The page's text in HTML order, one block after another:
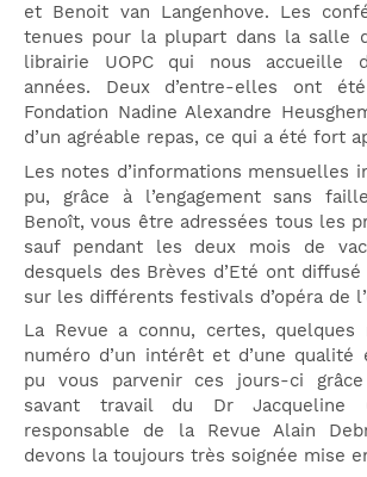
et Benoit van Langenhove. Les
tenues pour la plupart dans la salle
librairie UOPC qui nous accueille
années. Deux d’entre-elles ont
Fondation Nadine Alexandre
d’un agréable repas, ce qui a été fort
Les notes d’informations mensuelles
pu, grâce à l’engagement sans
Benoît, vous être adressées tous les
sauf pendant les deux mois de
desquels des Brèves d’Eté ont
sur les différents festivals d’opéra de
La Revue a connu, certes, quelques
numéro d’un intérêt et d’une qualité
pu vous parvenir ces jours-ci
savant travail du Dr Jacqueline
responsable de la Revue Alain
devons la toujours très soignée mise